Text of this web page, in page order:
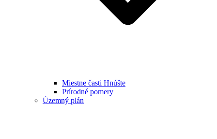
Miestne časti Hnúšte
Prírodné pomery
Územný plán